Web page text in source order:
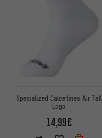
Specialized Calcetines Air Tall
Logo
14,99€